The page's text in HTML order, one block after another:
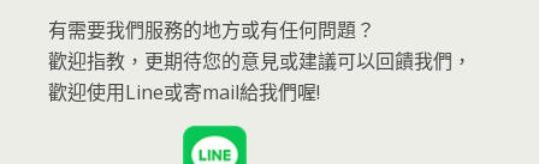
有需要我們服務的地方或有任何問題？
歡迎指教，更期待您的意見或建議可以回饋我們，
歡迎使用Line或寄mail給我們喔!